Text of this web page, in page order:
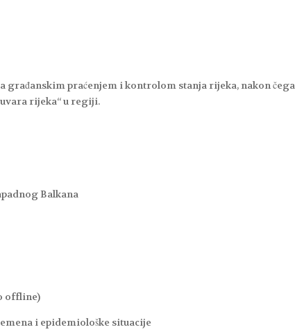
praćenjem i kontrolom stanja rijeka, nakon čega
rijeka“ u regiji.
Balkana
offline)
i epidemiološke situacije